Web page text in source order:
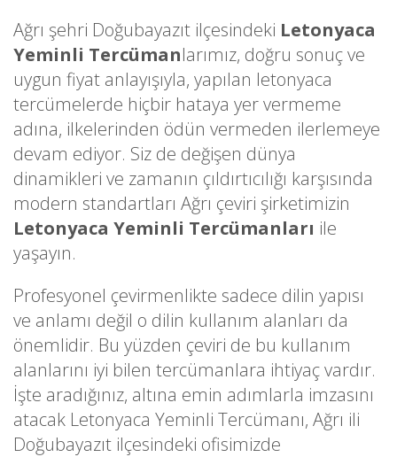
Ağrı şehri Doğubayazıt ilçesindeki Letonyaca
Yeminli Tercümanlarımız, doğru sonuç ve
uygun fiyat anlayışıyla, yapılan letonyaca
tercümelerde hiçbir hataya yer vermeme
adına, ilkelerinden ödün vermeden ilerlemeye
devam ediyor. Siz de değişen dünya
dinamikleri ve zamanın çıldırtıcılığı karşısında
modern standartları Ağrı çeviri şirketimizin
Letonyaca Yeminli Tercümanları ile
yaşayın.
Profesyonel çevirmenlikte sadece dilin yapısı
ve anlamı değil o dilin kullanım alanları da
önemlidir. Bu yüzden çeviri de bu kullanım
alanlarını iyi bilen tercümanlara ihtiyaç vardır.
İşte aradığınız, altına emin adımlarla imzasını
atacak Letonyaca Yeminli Tercümanı, Ağrı ili
Doğubayazıt ilçesindeki ofisimizde